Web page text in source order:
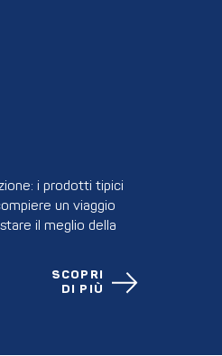
i prodotti tipici
un viaggio
il meglio della
SCOPRI
DI PIÙ